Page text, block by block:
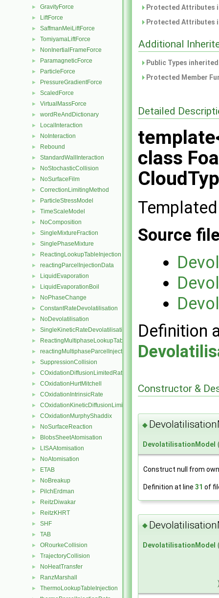
► GravityForce
► LiftForce
► SaffmanMeiLiftForce
► TomiyamaLiftForce
► NonInertialFrameForce
► ParamagneticForce
► ParticleForce
► PressureGradientForce
► ScaledForce
► VirtualMassForce
► wordReAndDictionary
► LocalInteraction
► NoInteraction
► Rebound
► StandardWallInteraction
► NoStochasticCollision
► NoSurfaceFilm
► CorrectionLimitingMethod
► ParticleStressModel
► TimeScaleModel
► NoComposition
► SingleMixtureFraction
► SinglePhaseMixture
► ReactingLookupTableInjection
► reactingParcelInjectionData
► LiquidEvaporation
► LiquidEvaporationBoil
► NoPhaseChange
► ConstantRateDevolatilisation
► NoDevolatilisation
► SingleKineticRateDevolatilisation
► ReactingMultiphaseLookupTableInjection
► reactingMultiphaseParcelInjectionData
► SuppressionCollision
► COxidationDiffusionLimitedRate
► COxidationHurtMitchell
► COxidationIntrinsicRate
► COxidationKineticDiffusionLimitedRate
► COxidationMurphyShaddix
► NoSurfaceReaction
► BlobsSheetAtomisation
► LISAAtomisation
► NoAtomisation
► ETAB
► NoBreakup
► PilchErdman
► ReitzDiwakar
► ReitzKHRT
► SHF
► TAB
► ORourkeCollision
► TrajectoryCollision
► NoHeatTransfer
► RanzMarshall
► ThermoLookupTableInjection
Protected Attributes
Protected Attributes
Additional
Public Types
Protected Member
Detailed
class
Source
Definition
Constructor &
◆
DevolatilisationModel
Construct null from
Definition at line 31 of
◆
DevolatilisationModel